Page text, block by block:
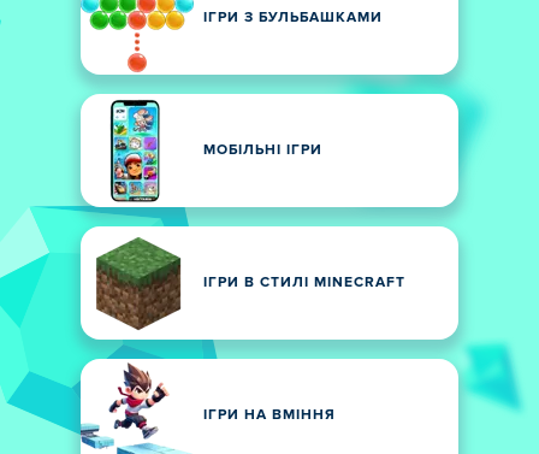
ІГРИ З БУЛЬБАШКАМИ
МОБІЛЬНІ ІГРИ
ІГРИ В СТИЛІ MINECRAFT
ІГРИ НА ВМІННЯ